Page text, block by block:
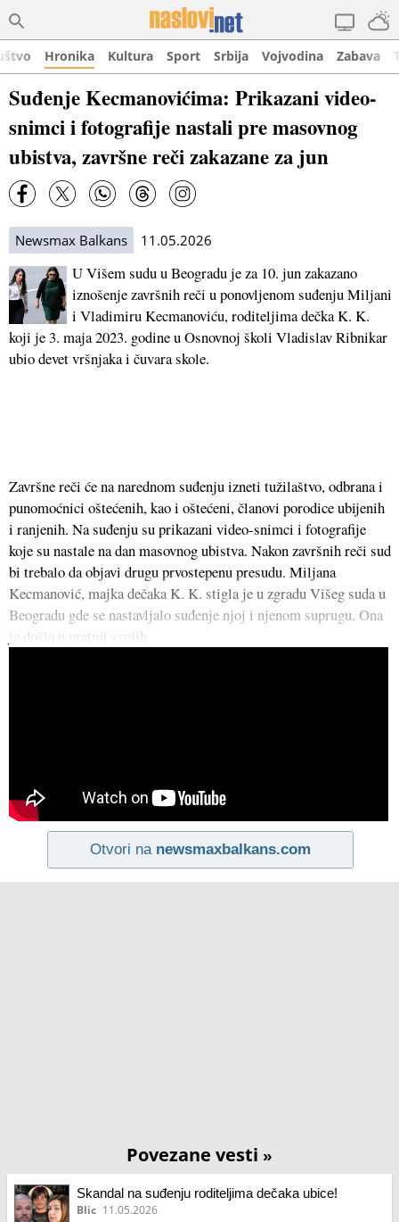
Hronika Kultura Sport Srbija Vojvodina Zabava
Suđenje Kecmanovićima: Prikazani video-
snimci i fotografije nastali pre masovnog
ubistva, završne reči zakazane za jun
Newsmax Balkans 11.05.2026
U Višem sudu u Beogradu je za 10. jun zakazano
iznošenje završnih reči u ponovljenom suđenju Miljani
i Vladimiru Kecmanoviću, roditeljima dečka K. K.
koji je 3. maja 2023. godine u Osnovnoj školi Vladislav Ribnikar
ubio devet vršnjaka i čuvara skole.
Završne reči će na narednom suđenju izneti tužilaštvo, odbrana i
punomoćnici oštećenih, kao i oštećeni, članovi porodice ubijenih
i ranjenih. Na suđenju su prikazani video-snimci i fotografije
koje su nastale na dan masovnog ubistva. Nakon završnih reči sud
bi trebalo da objavi drugu prvostepenu presudu. Miljana
Kecmanović, majka dečaka K. K. stigla je u zgradu Višeg suda u
Beogradu gde se nastavljalo suđenje njoj i njenom suprugu. Ona
je došla u pratnji svojih
Otvori na newsmaxbalkans.com
Povezane vesti »
Skandal na suđenju roditeljima dečaka ubice!
Blic 11.05.2026